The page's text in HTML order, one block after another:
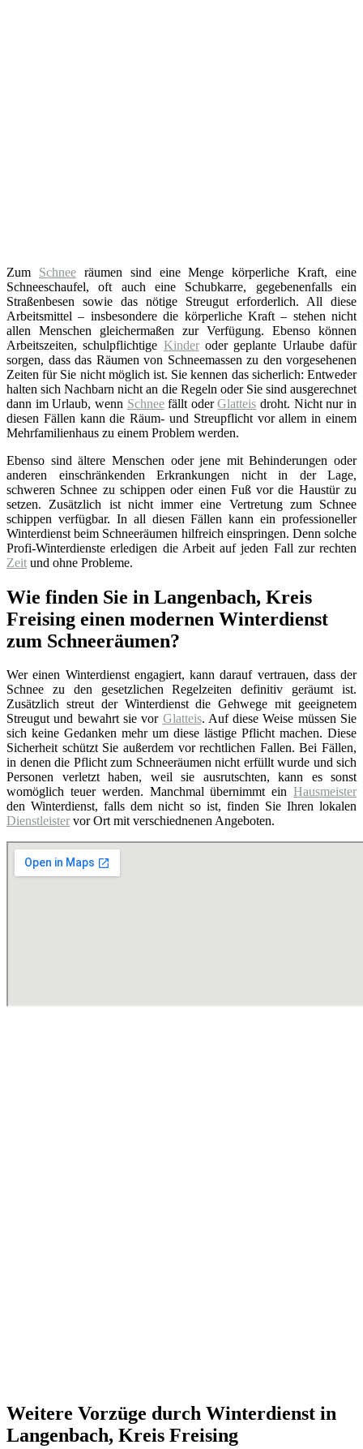
Zum Schneeräumen sind eine Menge körperliche Kraft, eine
Schneeschaufel, oft auch eine Schubkarre, gegebenenfalls ein
Straßenbesen sowie das nötige Streugut erforderlich. All diese
Arbeitsmittel – insbesondere die körperliche Kraft – stehen nicht
allen Menschen gleichermaßen zur Verfügung. Ebenso können
Arbeitszeiten, schulpflichtige Kinderoder geplante Urlaube dafür
sorgen, dass das Räumen von Schneemassen zu den vorgesehenen
Zeiten für Sie nicht möglich ist. Sie kennen das sicherlich: Entweder
halten sich Nachbarn nicht an die Regeln oder Sie sind ausgerechnet
dann im Urlaub, wenn Schneefällt oderGlatteis droht. Nicht nur in
diesen Fällen kann die Räum- und Streupflicht vor allem in einem
Mehrfamilienhaus zu einem Problem werden.
Ebenso sind ältere Menschen oder jene mit Behinderungen oder
anderen einschränkenden Erkrankungen nicht in der Lage,
schweren Schnee zu schippen oder einen Fuß vor die Haustür zu
setzen. Zusätzlich ist nicht immer eine Vertretung zum Schnee
schippen verfügbar. In all diesen Fällen kann ein professioneller
Winterdienst beim Schneeräumen hilfreich einspringen. Denn solche
Profi-Winterdienste erledigen die Arbeit auf jeden Fall zur rechten
Zeit und ohne Probleme.
Wie finden Sie in Langenbach, Kreis
Freising einen modernen Winterdienst
zum Schneeräumen?
Wer einen Winterdienst engagiert, kann darauf vertrauen, dass der
Schnee zu den gesetzlichen Regelzeiten definitiv geräumt ist.
Zusätzlich streut der Winterdienst die Gehwege mit geeignetem
Streugut und bewahrt sie vor Glatteis. Auf diese Weise müssen Sie
sich keine Gedanken mehr um diese lästige Pflicht machen. Diese
Sicherheit schützt Sie außerdem vor rechtlichen Fallen. Bei Fällen,
in denen die Pflicht zum Schneeräumen nicht erfüllt wurde und sich
Personen verletzt haben, weil sie ausrutschten, kann es sonst
womöglich teuer werden. Manchmal übernimmt ein Hausmeister
den Winterdienst, falls dem nicht so ist, finden Sie Ihren lokalen
Dienstleister vor Ort mit verschiednenen Angeboten.
Weitere Vorzüge durch Winterdienst in
Langenbach, Kreis Freising